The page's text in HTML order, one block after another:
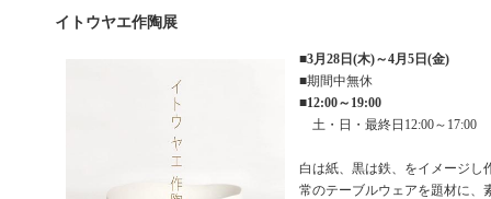
イトウヤエ作陶展
■3月28日(木)～4月5日(金)
■期間中無休
■12:00～19:00
土・日・最終日12:00～17:00
白は紙、黒は鉄、をイメージし
常のテーブルウェアを題材に、